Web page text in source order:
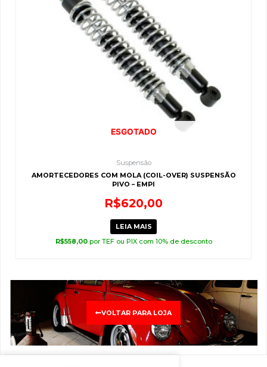
ESGOTADO
Suspensão
AMORTECEDORES COM MOLA (COIL-OVER) SUSPENSÃO
PIVO – EMPI
R$620,00
LEIA MAIS
R$558,00 por TEF ou PIX com 10% de desconto
VOLTAR PARA LOJA